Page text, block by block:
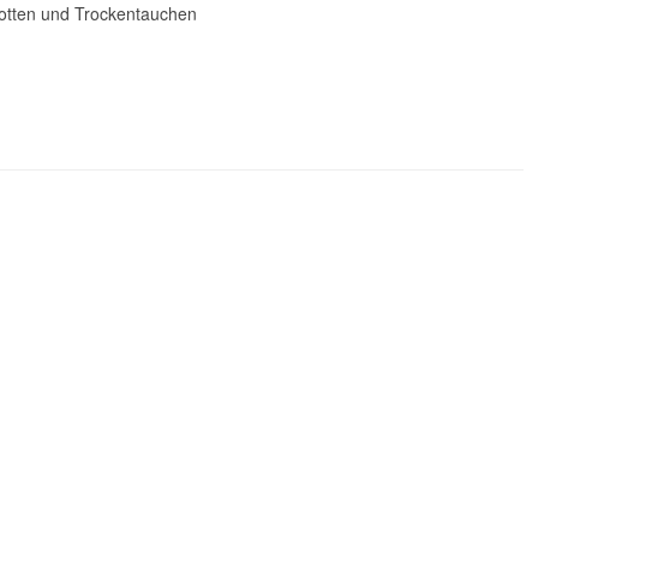
und Trockentauchen